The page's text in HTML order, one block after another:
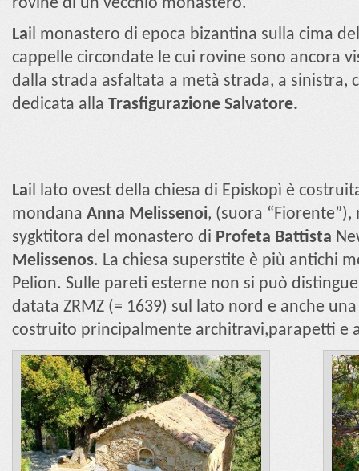
Lail monastero di epoca bizantina sulla cima
cappelle circondate le cui rovine sono ancora
dalla strada asfaltata a metà strada, a sinistra,
dedicata alla Trasfigurazione Salvatore.
Lail lato ovest della chiesa di Episkopì è
mondana Anna Melissenoi, (suora
sygktitora del monastero di Profeta Battista
Melissenos. La chiesa superstite è più antichi
Pelion. Sulle pareti esterne non si può
datata ZRMZ (= 1639) sul lato nord e anche
costruito principalmente architravi,parapetti e